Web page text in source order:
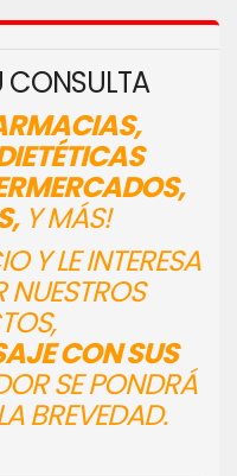
CONSULTA
Y MÁS!
Y LE INTERESA
CON SUS
SE PONDRÁ
BREVEDAD.